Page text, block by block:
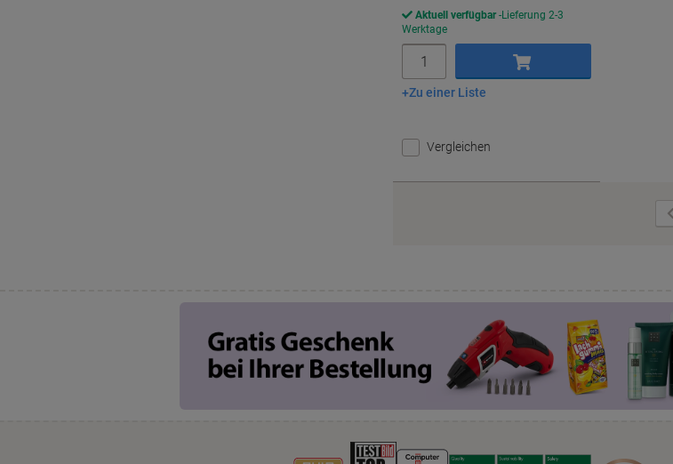
Aktuell verfügbar Lieferung 2-3
Werktage
In den Warenkorb
Zu einer Liste
Vergleichen